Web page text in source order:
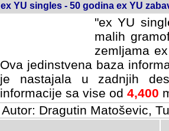
ex YU singles - 50 godina ex YU
"ex YU
malih
zemljama
Ova jedinstvena baza
je nastajala u zadnjih
informacije sa vise od 4,400
Autor: Dragutin Matoševic,